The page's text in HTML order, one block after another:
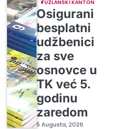
TUZLANSKI KANTON
Osigurani
besplatni
udžbenici
za sve
osnovce u
TK već 5.
godinu
zaredom
5 Augusta, 2026